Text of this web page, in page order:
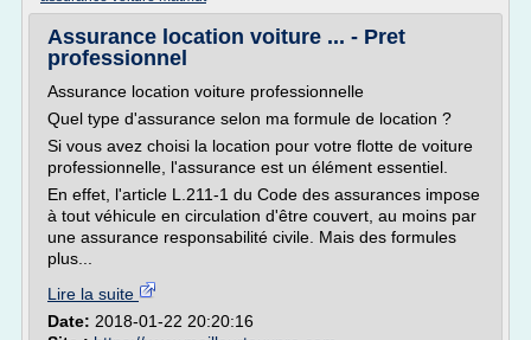
Assurance location voiture ... - Pret
professionnel
Assurance location voiture professionnelle
Quel type d'assurance selon ma formule de location ?
Si vous avez choisi la location pour votre flotte de voiture
professionnelle, l'assurance est un élément essentiel.
En effet, l'article L.211-1 du Code des assurances impose
à tout véhicule en circulation d'être couvert, au moins par
une assurance responsabilité civile. Mais des formules
plus...
Lire la suite
Date: 2018-01-22 20:20:16